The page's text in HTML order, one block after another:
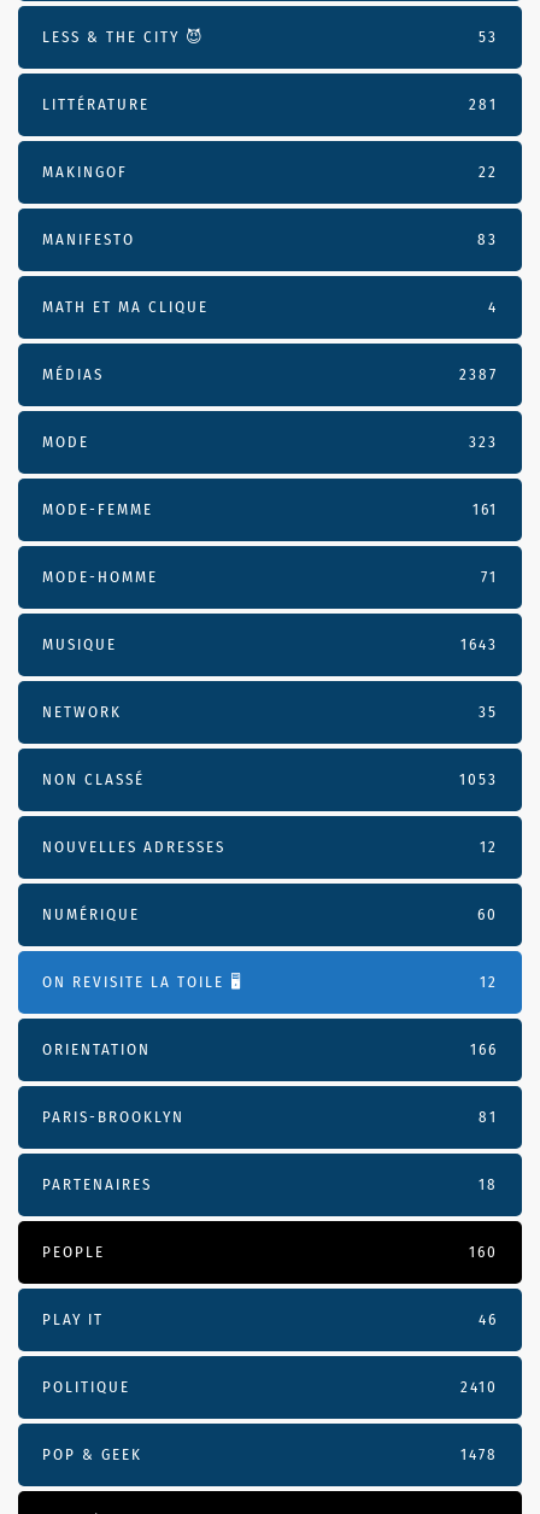
LESS & THE CITY 😈 53
LITTÉRATURE 281
MAKINGOF 22
MANIFESTO 83
MATH ET MA CLIQUE 4
MÉDIAS 2387
MODE 323
MODE-FEMME 161
MODE-HOMME 71
MUSIQUE 1643
NETWORK 35
NON CLASSÉ 1053
NOUVELLES ADRESSES 12
NUMÉRIQUE 60
ON REVISITE LA TOILE 🖥️ 12
ORIENTATION 166
PARIS-BROOKLYN 81
PARTENAIRES 18
PEOPLE 160
PLAY IT 46
POLITIQUE 2410
POP & GEEK 1478